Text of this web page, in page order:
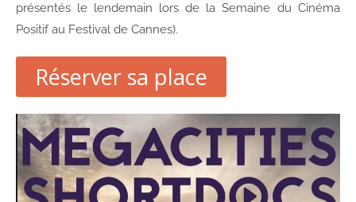
présentés le lendemain lors de la Semaine du Cinéma
Positif au Festival de Cannes).
Réserver sa place